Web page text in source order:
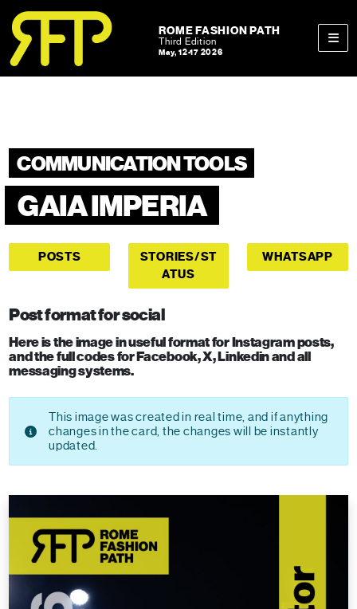
Skip to content
Skip to footer
ROME FASHION PATH
Third Edition
May, 12-17 2026
COMMUNICATION TOOLS
GAIA IMPERIA
POSTS
STORIES/ST
ATUS
WHATSAPP
Post format for social
Here is the image in useful format for Instagram posts,
and the full codes for Facebook, X, Linkedin and all
messaging systems.
This image was created in real time, and if anything
changes in the card, the changes will be instantly
updated.